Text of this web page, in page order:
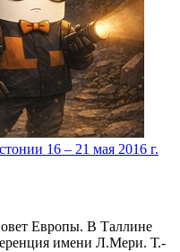
16 – 21 мая 2016 г.
Европы. В Таллине
имени Л.Мери. Т.-